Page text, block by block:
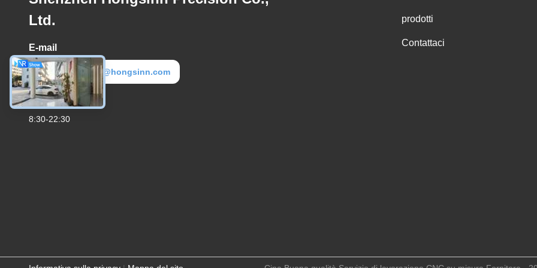
Ltd.
E-mail
hongsinn-3@hongsinn.com
Orario di lavoro
8:30-22:30
prodotti
Contattaci